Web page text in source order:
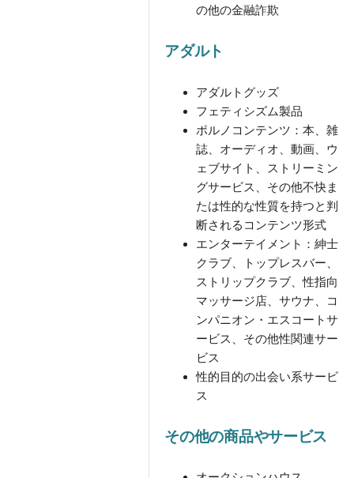
の他の金融詐欺
アダルト
アダルトグッズ
フェティシズム製品
ポルノコンテンツ：本、雑
誌、オーディオ、動画、ウ
ェブサイト、ストリーミン
グサービス、その他不快ま
たは性的な性質を持つと判
断されるコンテンツ形式
エンターテイメント：紳士
クラブ、トップレスバー、
ストリップクラブ、性指向
マッサージ店、サウナ、コ
ンパニオン・エスコートサ
ービス、その他性関連サー
ビス
性的目的の出会い系サービ
ス
その他の商品やサービス